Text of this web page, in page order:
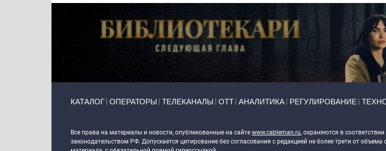
КАТАЛОГ ОПЕРАТОРЫ ТЕЛЕКАНАЛЫ ОТТ АНАЛИТИКА РЕГУЛИРОВАНИЕ
Все права на материалы и новости, опубликованные на сайте www.cableman.ru, охраняются в соответствии
законодательством РФ. Допускается цитирование без согласования с редакцией не более трети от объема